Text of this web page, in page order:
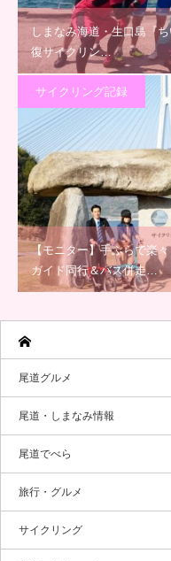
しまなみ海道・生口島『
復サイクリン…
サイクリング記録
【モニター】手ぶらで楽
ガイド同行＆バス併走…
尾道グルメ
尾道・しまなみ情報
尾道でべら
旅行・グルメ
サイクリング